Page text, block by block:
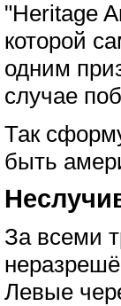
"Heritage
которой
одним
случае
Так
быть
За всеми
Левые